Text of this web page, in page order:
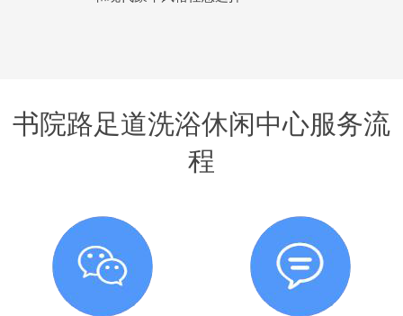
书院路足道洗浴休闲中心服务流
程